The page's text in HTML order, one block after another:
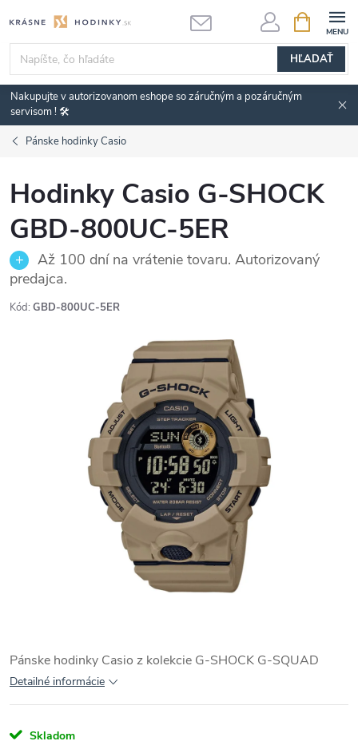
na
obsah
HĽADAŤ
KOŠÍK
Nakupujte v autorizovanom eshope so záručným a pozáručným
servisom ! 🛠️
Pánske hodinky Casio
Hodinky Casio G-SHOCK
GBD-800UC-5ER
Až 100 dní na vrátenie tovaru. Autorizovaný
predajca.
Kód: GBD-800UC-5ER
Pánske hodinky Casio z kolekcie G-SHOCK G-SQUAD
Detailné informácie
Skladom